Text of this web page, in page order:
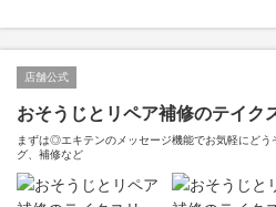
店舗公式
おそうじとリペア補修のテイク
まずは◎エキテンのメッセージ機能でお気軽にど
グ、補修など